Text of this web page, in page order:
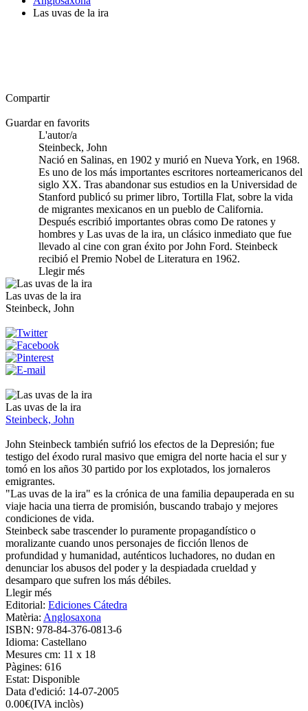
Las uvas de la ira
Compartir
Guardar en favorits
L'autor/a
Steinbeck, John
Nació en Salinas, en 1902 y murió en Nueva York, en 1968.
Es uno de los más importantes escritores norteamericanos del
siglo XX. Tras abandonar sus estudios en la Universidad de
Stanford publicó su primer libro, Tortilla Flat, sobre la vida
de migrantes mexicanos en un pueblo de California.
Después escribió importantes obras como De ratones y
hombres y Las uvas de la ira, un clásico inmediato que fue
llevado al cine con gran éxito por John Ford. Steinbeck
recibió el Premio Nobel de Literatura en 1962.
Llegir més
Las uvas de la ira
Steinbeck, John
Las uvas de la ira
Steinbeck, John
John Steinbeck también sufrió los efectos de la Depresión; fue
testigo del éxodo rural masivo que emigra del norte hacia el sur y
tomó en los años 30 partido por los explotados, los jornaleros
emigrantes.
"Las uvas de la ira" es la crónica de una familia depauperada en su
viaje hacia una tierra de promisión, buscando trabajo y mejores
condiciones de vida.
Steinbeck sabe trascender lo puramente propagandístico o
moralizante cuando unos personajes de ficción llenos de
profundidad y humanidad, auténticos luchadores, no dudan en
denunciar los abusos del poder y la despiadada crueldad y
desamparo que sufren los más débiles.
Llegir més
Editorial: Ediciones Cátedra
Matèria: Anglosaxona
ISBN: 978-84-376-0813-6
Idioma: Castellano
Mesures cm: 11 x 18
Pàgines: 616
Estat: Disponible
Data d'edició: 14-07-2005
0.00€(IVA inclòs)